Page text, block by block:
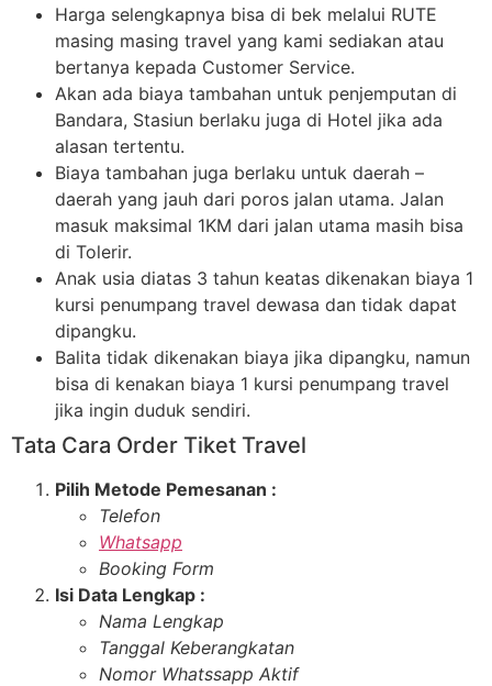
Harga selengkapnya bisa di bek melalui RUTE
masing masing travel yang kami sediakan atau
bertanya kepada Customer Service.
Akan ada biaya tambahan untuk penjemputan di
Bandara, Stasiun berlaku juga di Hotel jika ada
alasan tertentu.
Biaya tambahan juga berlaku untuk daerah –
daerah yang jauh dari poros jalan utama. Jalan
masuk maksimal 1KM dari jalan utama masih bisa
di Tolerir.
Anak usia diatas 3 tahun keatas dikenakan biaya 1
kursi penumpang travel dewasa dan tidak dapat
dipangku.
Balita tidak dikenakan biaya jika dipangku, namun
bisa di kenakan biaya 1 kursi penumpang travel
jika ingin duduk sendiri.
Tata Cara Order Tiket Travel
Pilih Metode Pemesanan :
Telefon
Whatsapp
Booking Form
Isi Data Lengkap :
Nama Lengkap
Tanggal Keberangkatan
Nomor Whatssapp Aktif